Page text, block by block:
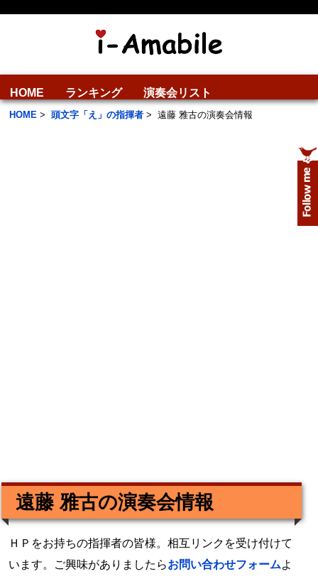
HOME ランキング 演奏会リスト
HOME > 頭文字「え」の指揮者 > 遠藤 雅古の演奏会情報
遠藤 雅古の演奏会情報
ＨＰをお持ちの指揮者の皆様。相互リンクを受け付けて
います。ご興味がありましたらお問い合わせフォームよ